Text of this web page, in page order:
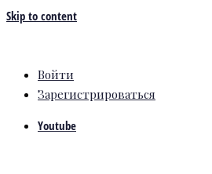
Skip to content
Войти
Зарегистрироваться
Youtube